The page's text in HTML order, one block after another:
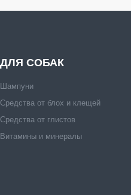
ДЛЯ СОБАК
Шампуни
Средства от блох и клещей
Средства от глистов
Витамины и минералы